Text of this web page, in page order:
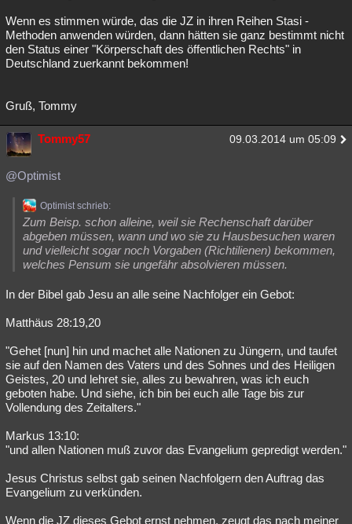
Wenn es stimmen würde, das die JZ in ihren Reihen Stasi -
Methoden anwenden würden, dann hätten sie ganz bestimmt nicht
den Status einer "Körperschaft des öffentlichen Rechts" in
Deutschland zuerkannt bekommen!
Gruß, Tommy
Tommy57 09.03.2014 um 05:09
@Optimist
Optimist schrieb:
Zum Beisp. schon alleine, weil sie Rechenschaft darüber
abgeben müssen, wann und wo sie zu Hausbesuchen waren
und vielleicht sogar noch Vorgaben (Richtilienen) bekommen,
welches Pensum sie ungefähr absolvieren müssen.
In der Bibel gab Jesu an alle seine Nachfolger ein Gebot:
Matthäus 28:19,20
"Gehet [nun] hin und machet alle Nationen zu Jüngern, und taufet
sie auf den Namen des Vaters und des Sohnes und des Heiligen
Geistes, 20 und lehret sie, alles zu bewahren, was ich euch
geboten habe. Und siehe, ich bin bei euch alle Tage bis zur
Vollendung des Zeitalters."
Markus 13:10:
"und allen Nationen muß zuvor das Evangelium gepredigt werden."
Jesus Christus selbst gab seinen Nachfolgern den Auftrag das
Evangelium zu verkünden.
Wenn die JZ dieses Gebot ernst nehmen, zeugt das nach meiner